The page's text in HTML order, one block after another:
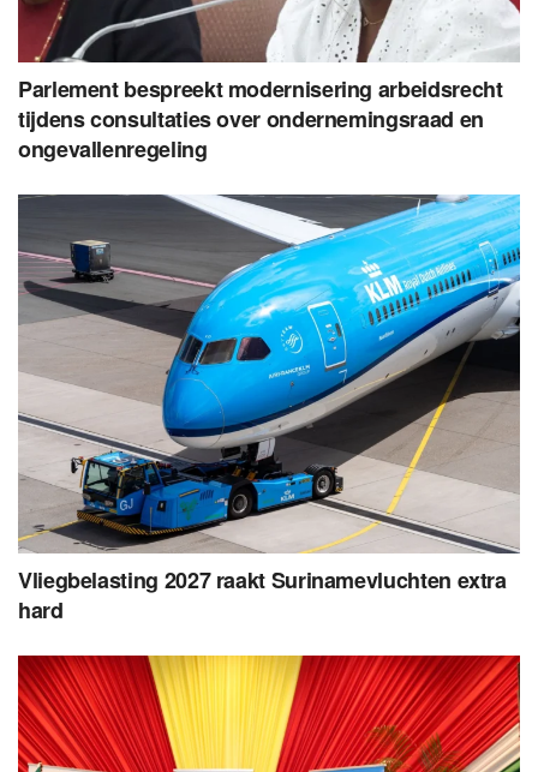
Parlement bespreekt modernisering arbeidsrecht
tijdens consultaties over ondernemingsraad en
ongevallenregeling
Vliegbelasting 2027 raakt Surinamevluchten extra
hard